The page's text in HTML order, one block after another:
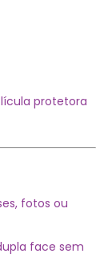
protetora
fotos ou
face sem